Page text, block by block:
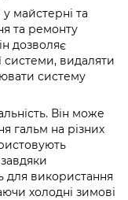
майстерні та
та ремонту
дозволяє
системи, видаляти
систему
Він може
гальм на різних
для використання
холодні зимові